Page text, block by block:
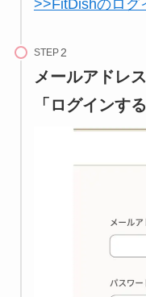
>>FitDishのログ
STEP
メールアドレ
「ログインす